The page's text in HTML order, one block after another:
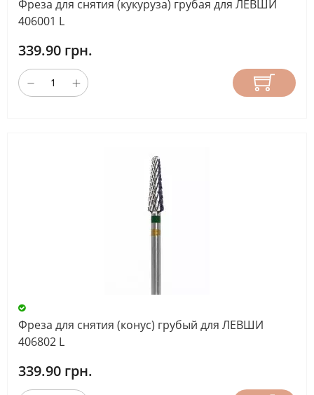
Фреза для снятия (кукуруза) грубая для ЛЕВШИ
406001 L
339.90 грн.
Фреза для снятия (конус) грубый для ЛЕВШИ
406802 L
339.90 грн.